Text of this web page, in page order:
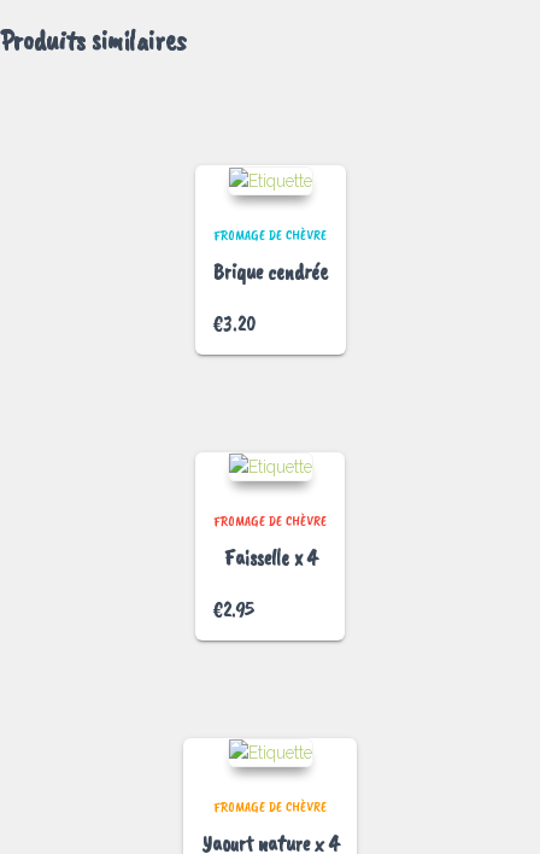
Produits similaires
FROMAGE DE CHÈVRE
Brique cendrée
€3.20
FROMAGE DE CHÈVRE
Faisselle x 4
€2.95
FROMAGE DE CHÈVRE
Yaourt nature x 4